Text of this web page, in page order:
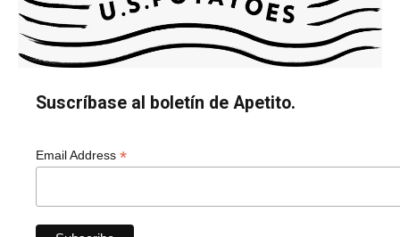
Suscríbase al boletín de Apetito.
Email Address *